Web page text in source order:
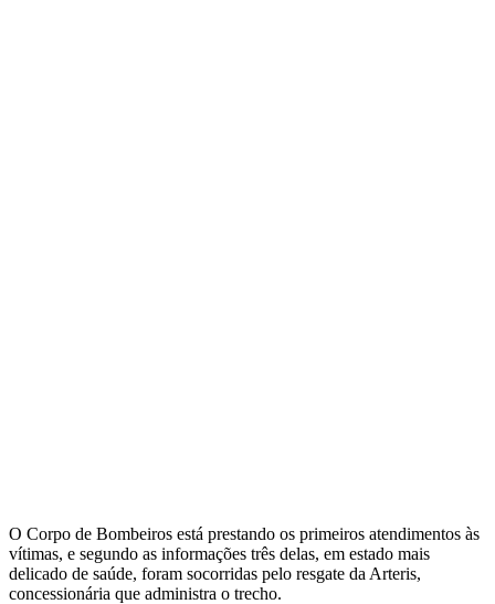
O Corpo de Bombeiros está prestando os primeiros atendimentos às
vítimas, e segundo as informações três delas, em estado mais
delicado de saúde, foram socorridas pelo resgate da Arteris,
concessionária que administra o trecho.